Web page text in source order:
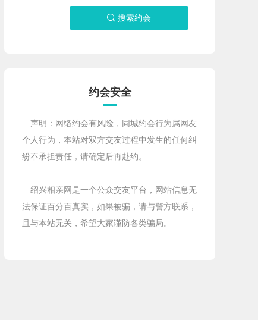
 搜索约会
约会安全
声明：网络约会有风险，同城约会行为属网友
个人行为，本站对双方交友过程中发生的任何纠
纷不承担责任，请确定后再赴约。
绍兴相亲网是一个公众交友平台，网站信息无
法保证百分百真实，如果被骗，请与警方联系，
且与本站无关，希望大家谨防各类骗局。